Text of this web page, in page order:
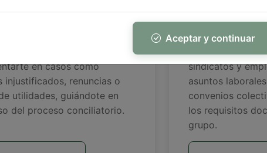
Aceptar y continuar
en casos como
injustificados, renuncias o
utilidades, guiándote en
del proceso conciliatorio.
Ofrecemos
sindicatos y
asuntos
convenios
los requisitos
grupo.